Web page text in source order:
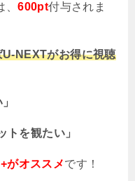
、600pt付与されま
NEXTがお得に視聴
トを観たい」
がオススメです！